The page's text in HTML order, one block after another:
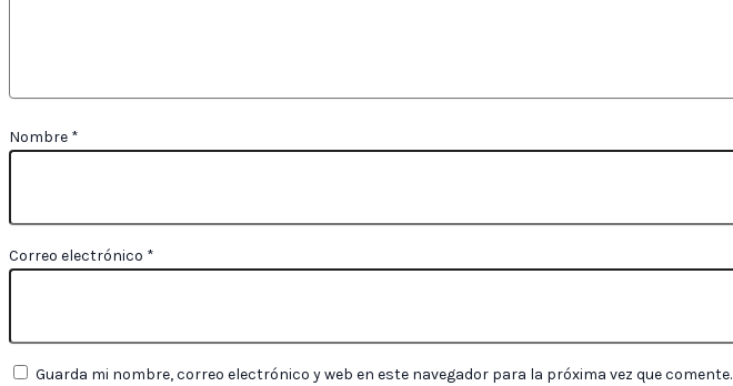
Nombre *
Correo electrónico *
Guarda mi nombre, correo electrónico y web en este navegador para la próxima vez que comente.